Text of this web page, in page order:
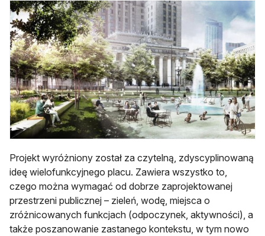
Projekt wyróżniony został za czytelną, zdyscyplinowaną
ideę wielofunkcyjnego placu. Zawiera wszystko to,
czego można wymagać od dobrze zaprojektowanej
przestrzeni publicznej – zieleń, wodę, miejsca o
zróżnicowanych funkcjach (odpoczynek, aktywności), a
także poszanowanie zastanego kontekstu, w tym nowo